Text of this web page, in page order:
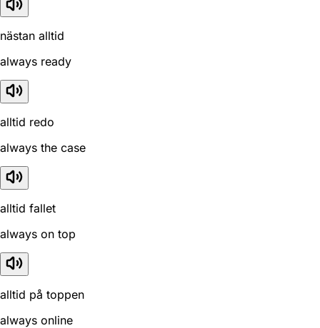
nästan alltid
always ready
alltid redo
always the case
alltid fallet
always on top
alltid på toppen
always online